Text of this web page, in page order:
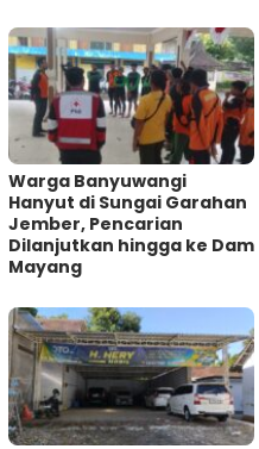
Warga Banyuwangi
Hanyut di Sungai Garahan
Jember, Pencarian
Dilanjutkan hingga ke Dam
Mayang